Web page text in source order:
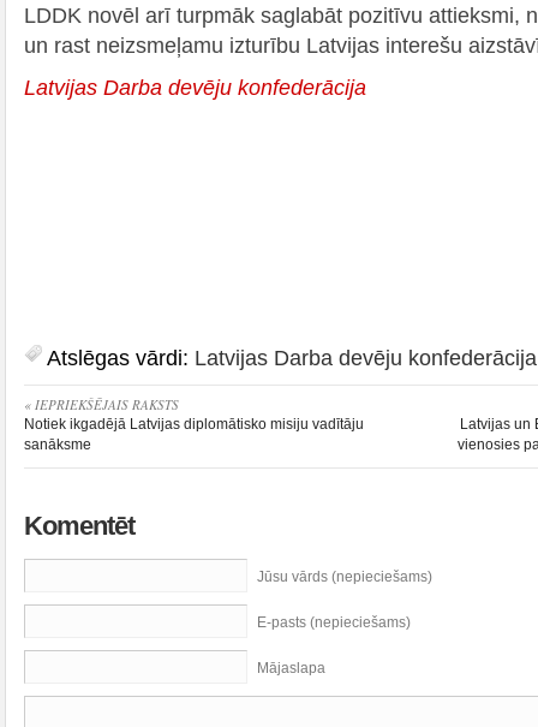
LDDK novēl arī turpmāk saglabāt pozitīvu attieksmi,
un rast neizsmeļamu izturību Latvijas interešu
Latvijas Darba devēju konfederācija
Atslēgas vārdi: Latvijas Darba devēju konfederācija
« IEPRIEKŠĒJAIS RAKSTS
Notiek ikgadējā Latvijas diplomātisko misiju vadītāju
sanāksme
Latvijas un
vienosies
Komentēt
Jūsu vārds (nepieciešams)
E-pasts (nepieciešams)
Mājaslapa